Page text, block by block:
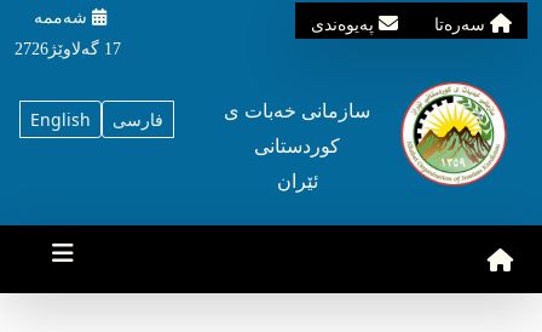
سه‌ره‌تا په‌یوه‌ندی
شه‌ممه‌
17 گه‌لاوێژ2726
English فارسی
سازمانی خه‌بات ی
کوردستانی
ئێران